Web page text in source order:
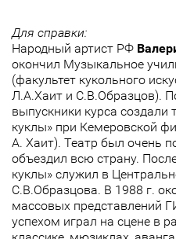
Для справки:
Народный артист РФ
окончил Музыкальное
(факультет кукольного
Л.А.Хаит и С.В.Образцов).
выпускники курса создали
куклы» при Кемеровской
А. Хаит). Театр был очень
объездил всю страну.
куклы» служил в
С.В.Образцова. В 1988 г.
массовых представлений
успехом играл на сцене в